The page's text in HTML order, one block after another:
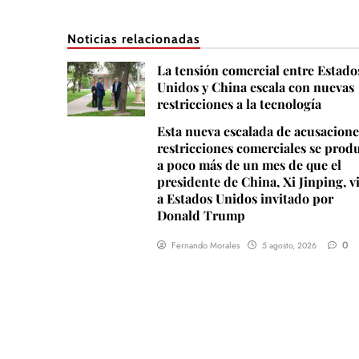
Noticias relacionadas
La tensión comercial entre
Unidos y China escala con nuevas
restricciones a la tecnología
Esta nueva escalada de
restricciones comerciales se
a poco más de un mes de que el
presidente de China, Xi Jinping,
a Estados Unidos invitado por
Donald Trump
Fernando Morales 5 agosto, 2026 0